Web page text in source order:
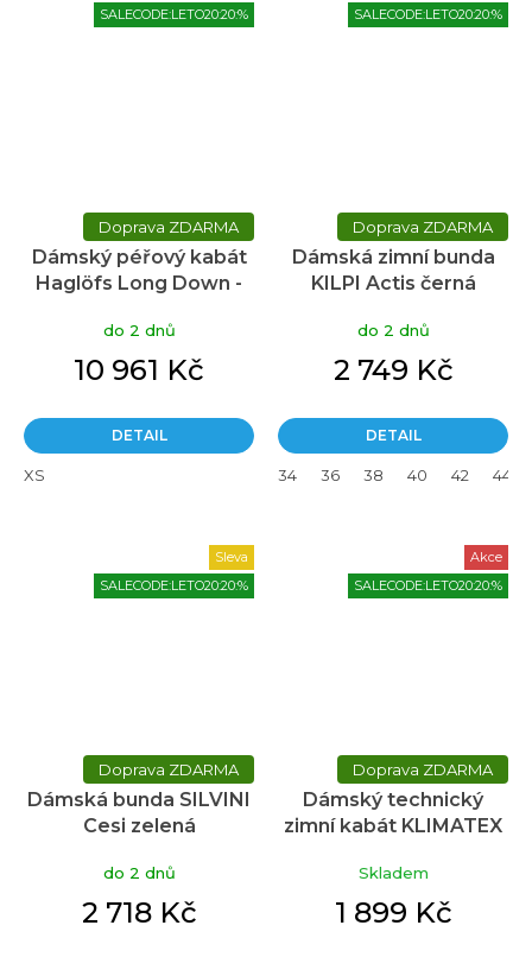
SALECODE:LETO20:20:%
ZDARMA
Dámský péřový kabát
Haglöfs Long Down -
do 2 dnů
10 961 Kč
DETAIL
XS
SALECODE:LETO20:20:%
ZDARMA
Dámská zimní bunda
KILPI Actis černá
do 2 dnů
2 749 Kč
DETAIL
34 36 38 40 42 44
Sleva
SALECODE:LETO20:20:%
ZDARMA
Dámská bunda SILVINI
Cesi zelená
do 2 dnů
2 718 Kč
Akce
SALECODE:LETO20:20:%
ZDARMA
Dámský technický
zimní kabát KLIMATEX
Skladem
1 899 Kč